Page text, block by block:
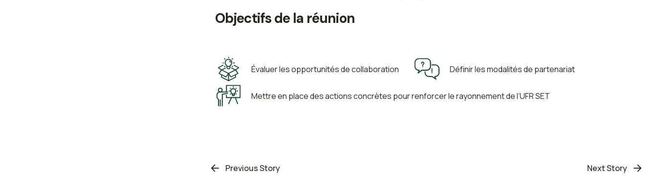
Objectifs de la réunion
Évaluer les opportunités de collaboration Définir les modalités de partenariat
Mettre en place des actions concrètes pour renforcer le rayonnement de l’UFR SET
Previous Story Next Story